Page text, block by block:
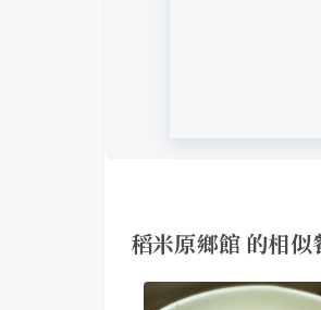
稻米原鄉館 的相似